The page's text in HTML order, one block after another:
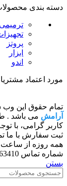
دسته بندی
پروتز
ابزار
اندو
مورد اعتماد
تمام حقوق این وب
آرامش می باشد .
کاربر گرامی، با
ثبت سفارش با ما
همه روزه از ساعت 9 صبح تا 7 عصر
شماره تماس 09171963410
بستن